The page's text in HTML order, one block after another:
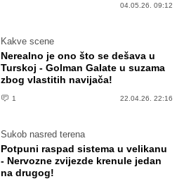
04.05.26. 09:12
Kakve scene
Nerealno je ono što se dešava u
Turskoj - Golman Galate u suzama
zbog vlastitih navijača!
1 22.04.26. 22:16
Sukob nasred terena
Potpuni raspad sistema u velikanu
- Nervozne zvijezde krenule jedan
na drugog!